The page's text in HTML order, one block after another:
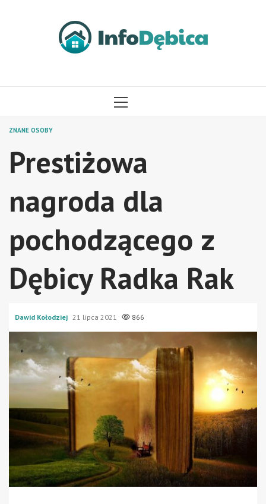
MENU
ZNANE OSOBY
Prestiżowa
nagroda dla
pochodzącego z
Dębicy Radka Rak
Dawid Kołodziej 21 lipca 2021 866